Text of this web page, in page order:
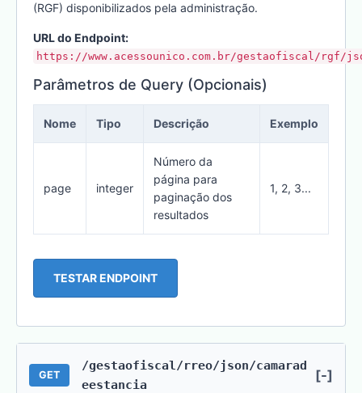
(RGF) disponibilizados pela administração.
URL do Endpoint:
https://www.acessounico.com.br/gestaofiscal/rgf/
Parâmetros de Query (Opcionais)
Nome Tipo Descrição Exemplo
page integer
Número da
página para
paginação dos
resultados
1, 2, 3...
TESTAR ENDPOINT
GET
/gestaofiscal/rreo/json/camarad
eestancia
[-]